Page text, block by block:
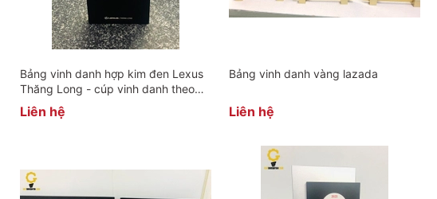
Bảng vinh danh hợp kim đen Lexus
Thăng Long - cúp vinh danh theo
yêu cầu
Liên hệ
Bảng vinh danh vàng lazada
Liên hệ